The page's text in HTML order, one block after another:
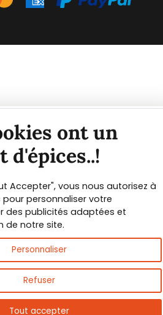
ont un
d'épices..!
Accepter", vous nous autorisez à
personnaliser votre
des publicités adaptées et
de notre site.
Personnaliser
Refuser
Tout accepter
sur les
leurs usages
PDF offert !
à notre Newsletter et
le guide des
un guide numérique
avec les épices et
usages!